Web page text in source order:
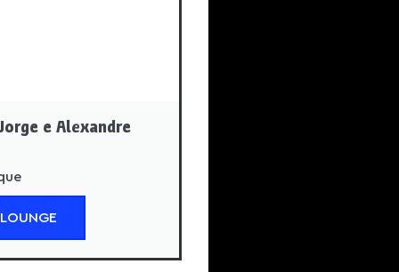
e Alexandre